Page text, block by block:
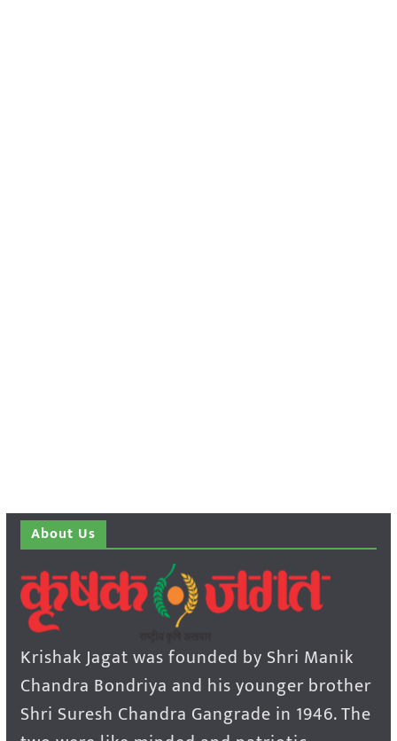
About Us
Krishak Jagat was founded by Shri Manik
Chandra Bondriya and his younger brother
Shri Suresh Chandra Gangrade in 1946. The